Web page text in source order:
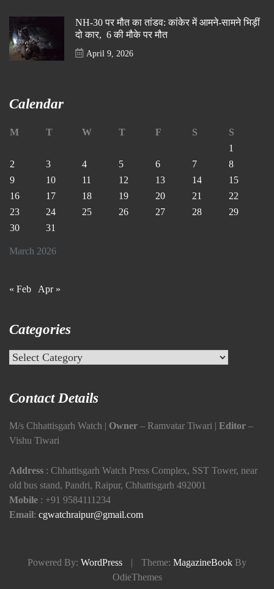
NH-30 पर मौत का तांडव: कांकेर में आमने-सामने भिड़ीं
दो कार, 6 की मौके पर मौत
April 9, 2026
Calendar
March 2026
M T W T F S
S
1
2
3 4 5 6 7
8
9
10 11 12 13 14
15
16
17 18 19 20 21
22
23
24 25 26 27 28
29
30
31
« Feb Apr »
Categories
Categories
Contact Details
M/s Chhattisgarh Watch | Owner – Ramvatar Tiwari | Editor –
Vishu Tiwari
Address : Chhattisgarh Watch Press Complex, SST Tower, near
old bus stand, Pandri, Raipur, Chhattisgarh 492001
Mobile : +91 9584111234
Email: cgwatchraipur@gmail.com
Powered By: WordPress | Theme: MagazineBook By
OdieThemes